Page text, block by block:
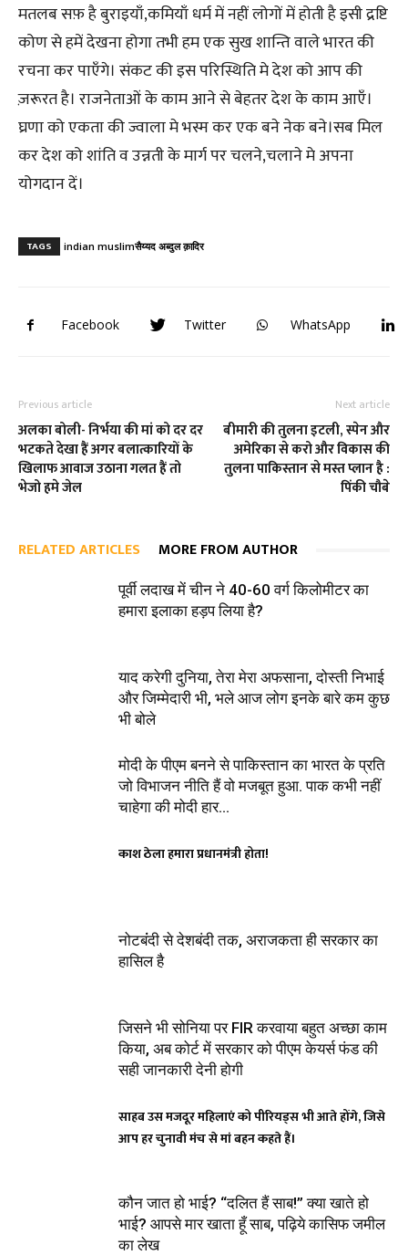
मतलब सफ़ है बुराइयाँ,कमियाँ धर्म में नहीं लोगों में होती है इसी द्रष्टि
कोण से हमें देखना होगा तभी हम एक सुख शान्ति वाले भारत की
रचना कर पाएँगे। संकट की इस परिस्थिति मे देश को आप की
ज़रूरत है। राजनेताओं के काम आने से बेहतर देश के काम आएँ।
घ्रणा को एकता की ज्वाला मे भस्म कर एक बने नेक बने।सब मिल
कर देश को शांति व उन्नती के मार्ग पर चलने,चलाने मे अपना
योगदान दें।
TAGS indian muslimसैय्यद अब्दुल क़ादिर
Facebook Twitter WhatsApp
Previous article
अलका बोली- निर्भया की मां को दर दर
भटकते देखा हैं अगर बलात्कारियों के
खिलाफ आवाज उठाना गलत हैं तो
भेजो हमे जेल
Next article
बीमारी की तुलना इटली, स्पेन और
अमेरिका से करो और विकास की
तुलना पाकिस्तान से मस्त प्लान है :
पिंकी चौबे
RELATED ARTICLES MORE FROM AUTHOR
पूर्वी लदाख में चीन ने 40-60 वर्ग किलोमीटर का
हमारा इलाका हड़प लिया है?
याद करेगी दुनिया, तेरा मेरा अफसाना, दोस्ती निभाई
और जिम्मेदारी भी, भले आज लोग इनके बारे कम कुछ
भी बोले
मोदी के पीएम बनने से पाकिस्तान का भारत के प्रति
जो विभाजन नीति हैं वो मजबूत हुआ. पाक कभी नहीं
चाहेगा की मोदी हार...
काश ठेला हमारा प्रधानमंत्री होता!
नोटबंंदी से देशबंदी तक, अराजकता ही सरकार का
हासिल है
जिसने भी सोनिया पर FIR करवाया बहुत अच्छा काम
किया, अब कोर्ट में सरकार को पीएम केयर्स फंड की
सही जानकारी देनी होगी
साहब उस मजदूर महिलाएं को पीरियड्स भी आते होंगे, जिसे
आप हर चुनावी मंच से मां बहन कहते हैं।
कौन जात हो भाई? “दलित हैं साब!” क्या खाते हो
भाई? आपसे मार खाता हूँ साब, पढ़िये कासिफ जमील
का लेख